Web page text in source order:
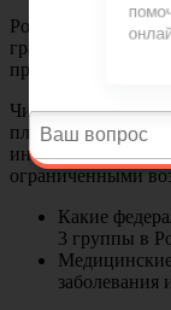
Российские
граждан, потому
проявляется
Число последних,
плане исчисления
инвалидности,
ограниченными
Какие
3 группы в
заболевания